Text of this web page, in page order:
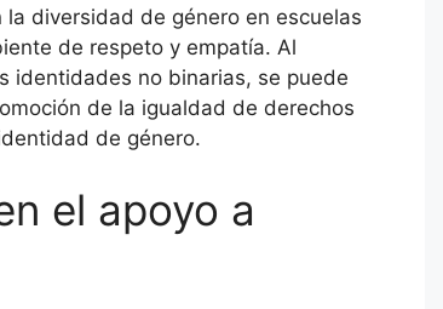
diversidad de género en escuelas
de respeto y empatía. Al
identidades no binarias, se puede
de la igualdad de derechos
de género.
el apoyo a